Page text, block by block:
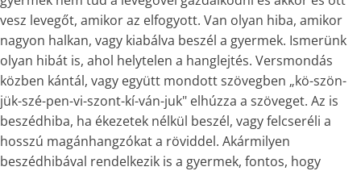
vesz levegőt, amikor az elfogyott. Van olyan hiba, amikor
nagyon halkan, vagy kiabálva beszél a gyermek. Ismerünk
olyan hibát is, ahol helytelen a hanglejtés. Versmondás
közben kántál, vagy együtt mondott szövegben „kö-szön-
jük-szé-pen-vi-szont-kí-ván-juk" elhúzza a szöveget. Az is
beszédhiba, ha ékezetek nélkül beszél, vagy felcseréli a
hosszú magánhangzókat a röviddel. Akármilyen
beszédhibával rendelkezik is a gyermek, fontos, hogy